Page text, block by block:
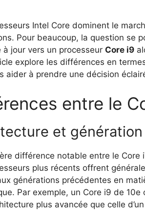
Intel Core dominent le
Pour beaucoup, la question se
à jour vers un processeur Core i9
explore les différences en
aider à prendre une décision
entre le
et génération
différence notable entre le
plus récents offrent
générations précédentes en
Par exemple, un Core i9 de
plus avancée que celle